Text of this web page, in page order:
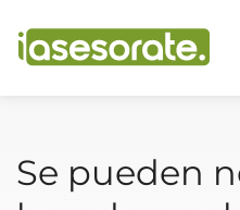
Se pueden